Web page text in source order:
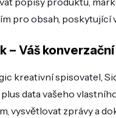
pro obsah,
– Váš
kreativní spisovatel,
data vašeho
vysvětlovat zprávy a